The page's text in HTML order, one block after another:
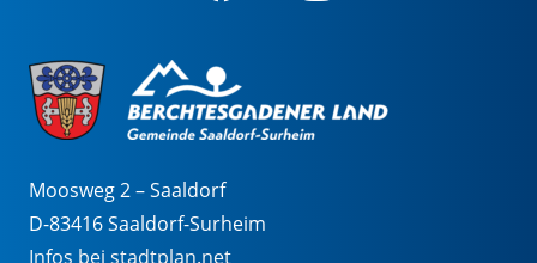
Moosweg 2 – Saaldorf
D-83416 Saaldorf-Surheim
Infos bei stadtplan.net